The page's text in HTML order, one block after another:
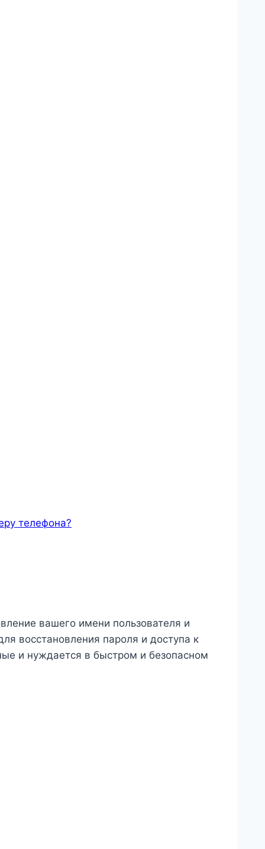
телефона?
вашего имени пользователя и
восстановления пароля и доступа к
и нуждается в быстром и безопасном